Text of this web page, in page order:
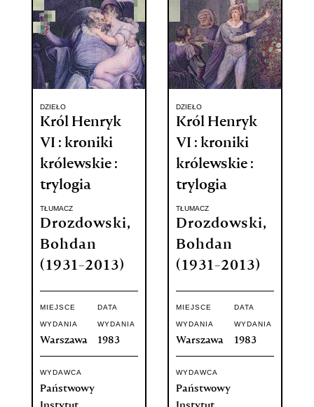
DZIEŁO
Król Henryk
VI : kroniki
królewskie :
trylogia
TŁUMACZ
Drozdowski,
Bohdan
(1931-2013)
MIEJSCE
WYDANIA
Warszawa
DATA
WYDANIA
1983
WYDAWCA
Państwowy
DZIEŁO
Król Henryk
VI : kroniki
królewskie :
trylogia
TŁUMACZ
Drozdowski,
Bohdan
(1931-2013)
MIEJSCE
WYDANIA
Warszawa
DATA
WYDANIA
1983
WYDAWCA
Państwowy